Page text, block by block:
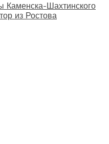
Каменска-Шахтинского
из Ростова